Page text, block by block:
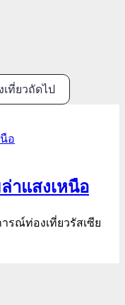
เที่ยวถัดไป
าแสงเหนือ
รณ์ท่องเที่ยวรัสเซีย